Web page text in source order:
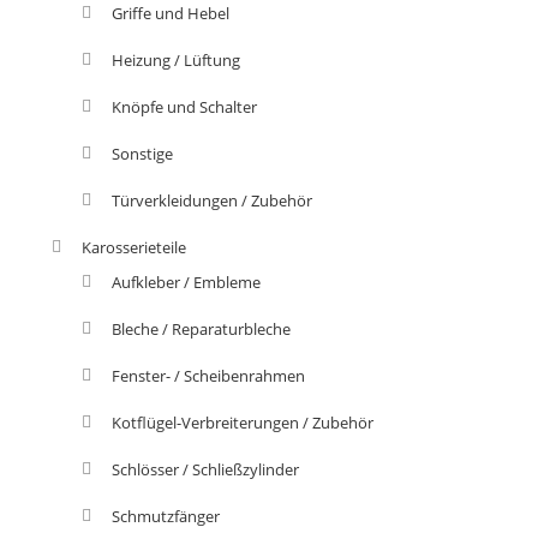
Griffe und Hebel
Heizung / Lüftung
Knöpfe und Schalter
Sonstige
Türverkleidungen / Zubehör
Karosserieteile
Aufkleber / Embleme
Bleche / Reparaturbleche
Fenster- / Scheibenrahmen
Kotflügel-Verbreiterungen / Zubehör
Schlösser / Schließzylinder
Schmutzfänger